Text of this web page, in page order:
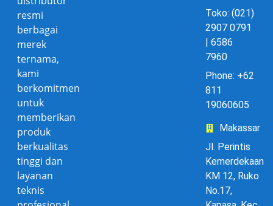
resmi
berbagai
merek
ternama,
kami
berkomitmen
untuk
memberikan
produk
berkualitas
tinggi dan
layanan
teknis
Toko: (021)
2907 0791
| 6586
7960
Phone: +62
811
19060605
Makassar
Jl. Perintis
Kemerdekaan
KM 12, Ruko
No.17,